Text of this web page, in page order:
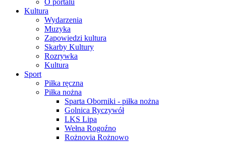
O portalu
Kultura
Wydarzenia
Muzyka
Zapowiedzi kultura
Skarby Kultury
Rozrywka
Kultura
Sport
Piłka ręczna
Piłka nożna
Sparta Oborniki - piłka nożna
Golnica Ryczywół
LKS Lipa
Wełna Rogoźno
Rożnovia Rożnowo